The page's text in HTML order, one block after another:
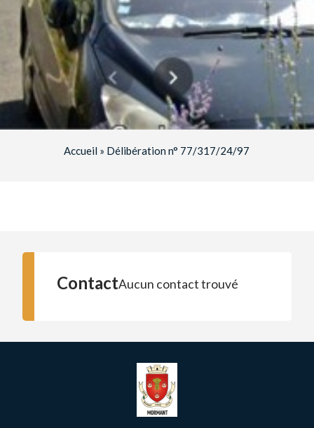
Accueil » Délibération n° 77/317/24/97
ContactAucun contact trouvé